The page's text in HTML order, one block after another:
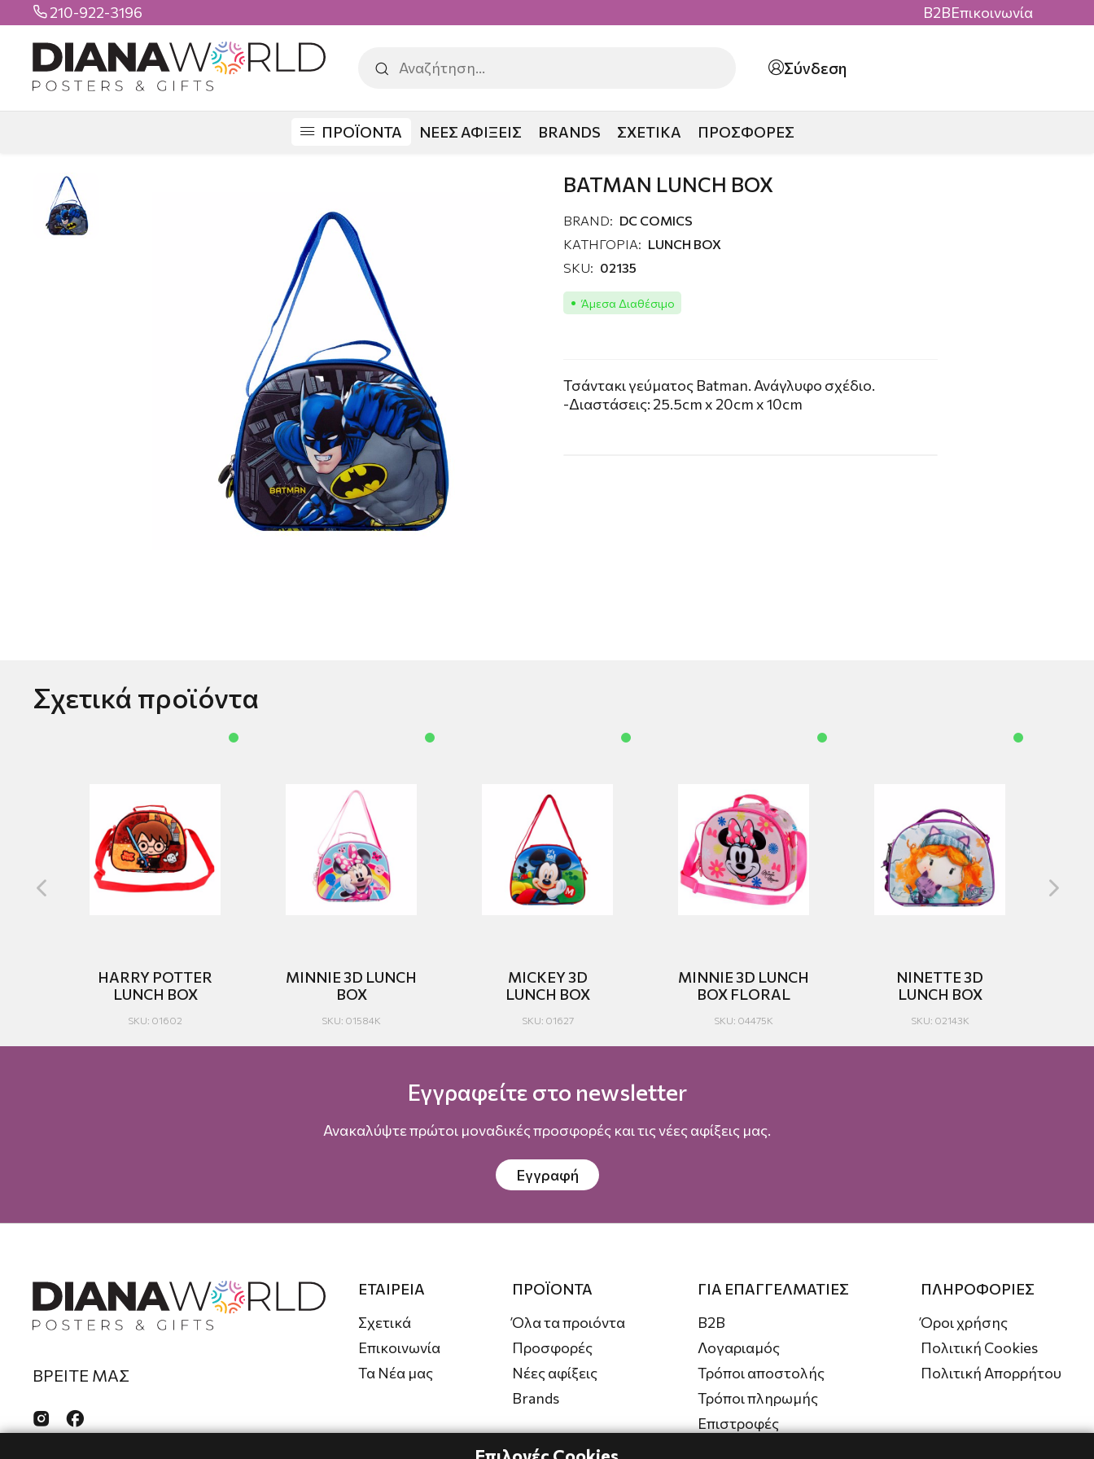
 210-922-3196 B2BΕπικοινωνία
Σύνδεση
ΠΡΟΪΟΝΤΑ ΝΕΕΣ ΑΦΙΞΕΙΣ BRANDS ΣΧΕΤΙΚΑ ΠΡΟΣΦΟΡΕΣ
BATMAN LUNCH BOX
BRAND: DC COMICS
ΚΑΤΗΓΟΡΙΑ: LUNCH BOX
SKU: 02135
Άμεσα Διαθέσιμο
Τσάντακι γεύματος Batman. Ανάγλυφο σχέδιο.
-Διαστάσεις: 25.5cm x 20cm x 10cm
Σχετικά προϊόντα
HARRY POTTER
LUNCH BOX
SKU: 01602
MINNIE 3D LUNCH
BOX
SKU: 01584K
MICKEY 3D
LUNCH BOX
SKU: 01627
MINNIE 3D LUNCH
BOX FLORAL
SKU: 04475K
NINETTE 3D
LUNCH BOX
SKU: 02143K
Εγγραφείτε στο newsletter
Ανακαλύψτε πρώτοι μοναδικές προσφορές και τις νέες αφίξεις μας.
Εγγραφή
ΒΡΕΙΤΕ ΜΑΣ
 
ΕΤΑΙΡΕΙΑ
Σχετικά
Επικοινωνία
Τα Νέα μας
ΠΡΟΪΟΝΤΑ
Όλα τα προιόντα
Προσφορές
Νέες αφίξεις
Brands
ΓΙΑ ΕΠΑΓΓΕΛΜΑΤΙΕΣ
B2B
Λογαριαμός
Τρόποι αποστολής
Τρόποι πληρωμής
Επιστροφές
ΠΛΗΡΟΦΟΡΙΕΣ
Όροι χρήσης
Πολιτική Cookies
Πολιτική Απορρήτου